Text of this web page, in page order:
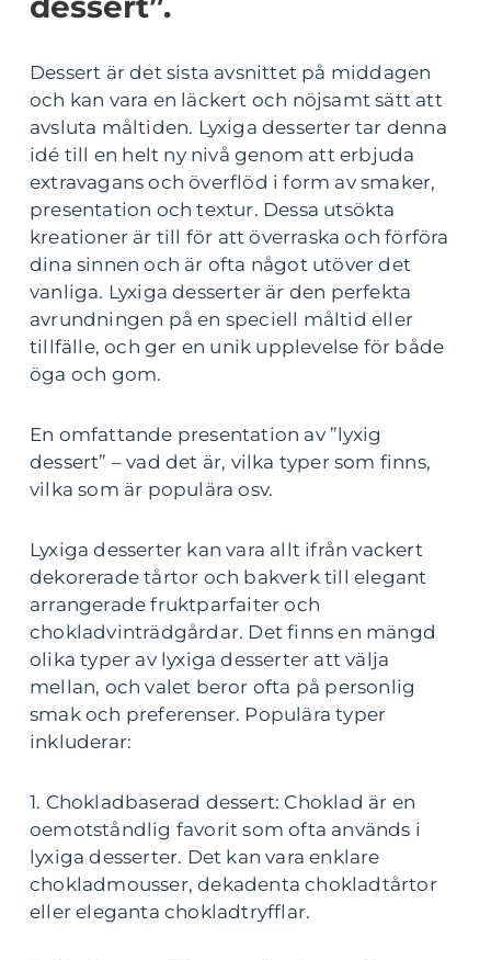
Dessert är det sista avsnittet på middagen
och kan vara en läckert och nöjsamt sätt att
avsluta måltiden. Lyxiga desserter tar denna
idé till en helt ny nivå genom att erbjuda
extravagans och överflöd i form av smaker,
presentation och textur. Dessa utsökta
kreationer är till för att överraska och förföra
dina sinnen och är ofta något utöver det
vanliga. Lyxiga desserter är den perfekta
avrundningen på en speciell måltid eller
tillfälle, och ger en unik upplevelse för både
öga och gom.
En omfattande presentation av ”lyxig
dessert” – vad det är, vilka typer som finns,
vilka som är populära osv.
Lyxiga desserter kan vara allt ifrån vackert
dekorerade tårtor och bakverk till elegant
arrangerade fruktparfaiter och
chokladvinträdgårdar. Det finns en mängd
olika typer av lyxiga desserter att välja
mellan, och valet beror ofta på personlig
smak och preferenser. Populära typer
inkluderar:
1. Chokladbaserad dessert: Choklad är en
oemotståndlig favorit som ofta används i
lyxiga desserter. Det kan vara enklare
chokladmousser, dekadenta chokladtårtor
eller eleganta chokladtryfflar.